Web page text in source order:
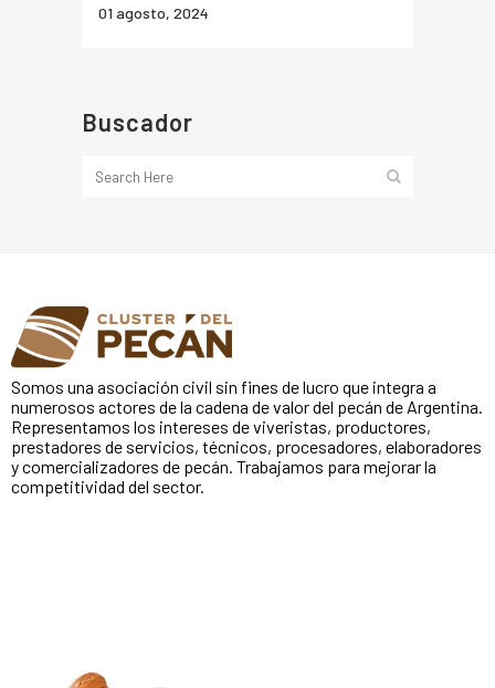
01 agosto, 2024
Buscador
Somos una asociación civil sin fines de lucro que integra a
numerosos actores de la cadena de valor del pecán de Argentina.
Representamos los intereses de viveristas, productores,
prestadores de servicios, técnicos, procesadores, elaboradores
y comercializadores de pecán. Trabajamos para mejorar la
competitividad del sector.